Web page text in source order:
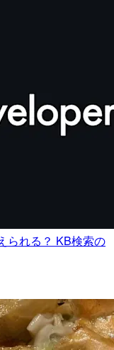
られる？ KB検索の